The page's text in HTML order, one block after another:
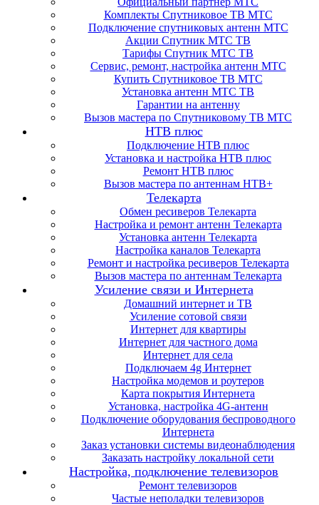
Комплекты Спутниковое ТВ МТС
Подключение спутниковых антенн МТС
Акции Спутник МТС ТВ
Тарифы Спутник МТС ТВ
Сервис, ремонт, настройка антенн МТС
Купить Спутниковое ТВ МТС
Установка антенн МТС ТВ
Гарантии на антенну
Вызов мастера по Спутниковому ТВ МТС
НТВ плюс
Подключение НТВ плюс
Установка и настройка НТВ плюс
Ремонт НТВ плюс
Вызов мастера по антеннам НТВ+
Телекарта
Обмен ресиверов Телекарта
Настройка и ремонт антенн Телекарта
Установка антенн Телекарта
Настройка каналов Телекарта
Ремонт и настройка ресиверов Телекарта
Вызов мастера по антеннам Телекарта
Усиление связи и Интернета
Домашний интернет и ТВ
Усиление сотовой связи
Интернет для квартиры
Интернет для частного дома
Интернет для села
Подключаем 4g Интернет
Настройка модемов и роутеров
Карта покрытия Интернета
Установка, настройка 4G-антенн
Подключение оборудования беспроводного
Интернета
Заказ установки системы видеонаблюдения
Заказать настройку локальной сети
Настройка, подключение телевизоров
Ремонт телевизоров
Частые неполадки телевизоров